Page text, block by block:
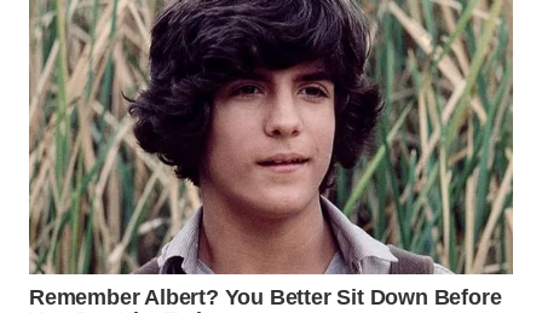
WN
SEMARANG
WN
SOLO
WN
BOROBUDUR
WN